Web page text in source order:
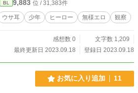
BL 9,883 位 / 31,383件
ウサ耳 少年 ヒーロー 無様エロ 観察
感想数 0
文字数 1,209
最終更新日 2023.09.18
登録日 2023.09.18
お気に入り追加 11